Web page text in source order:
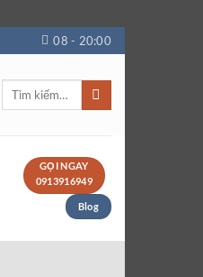
08 - 20:00
Tìm
GỌI NGAY
0913916949
Blog